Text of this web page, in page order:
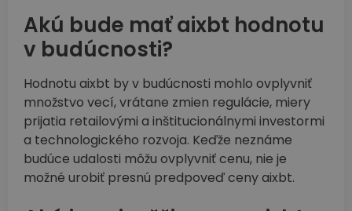
Akú bude mať aixbt hodnotu
v budúcnosti?
Hodnotu aixbt by v budúcnosti mohlo ovplyvniť
množstvo vecí, vrátane zmien regulácie, miery
prijatia retailovými a inštitucionálnymi investormi
a technologického rozvoja. Keďže neznáme
budúce udalosti môžu ovplyvniť cenu, nie je
možné urobiť presnú predpoveď ceny aixbt.